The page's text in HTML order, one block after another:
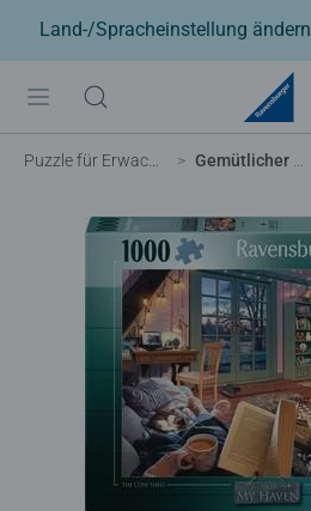
Land-/Spracheinstellung ändern
Puzzle für Erwachsene Gemütlicher Gartenschuppen